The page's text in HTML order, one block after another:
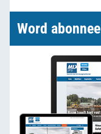
Word abonnee